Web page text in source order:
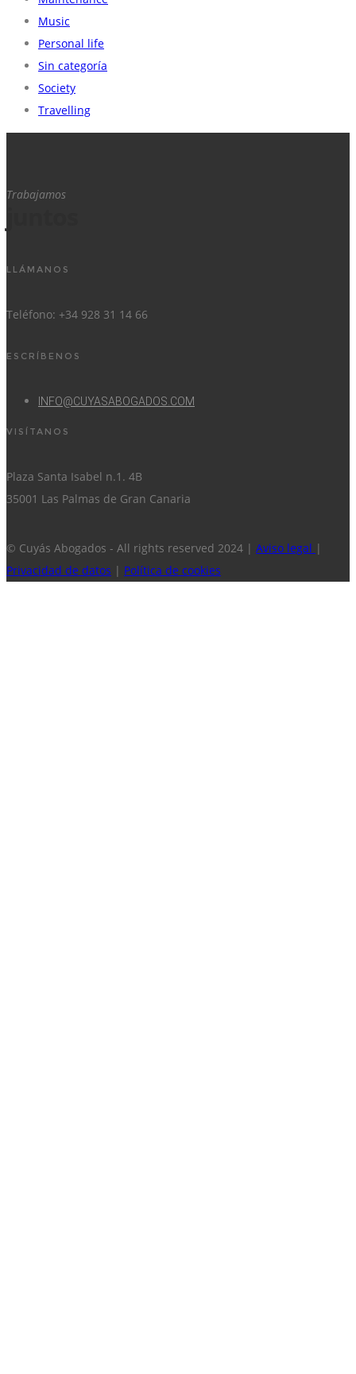
Music
Personal life
Sin categoría
Society
Travelling
Trabajamos
LLÁMANOS
Teléfono: +34 928 31 14 66
ESCRÍBENOS
INFO@CUYASABOGADOS.COM
VISÍTANOS
Plaza Santa Isabel n.1. 4B
35001 Las Palmas de Gran Canaria
© Cuyás Abogados - All rights reserved 2024 | Aviso legal |
Privacidad de datos | Política de cookies